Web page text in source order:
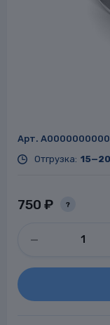
Арт.
Отгрузка:
750 ₽ ?